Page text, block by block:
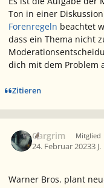
Ton in einer
Forenregeln beachtet
dass ein Thema nicht
dich mit dem Problem
Zitieren
Gargrim Mitglied
24. Februar 20233 J.
Warner Bros. plant